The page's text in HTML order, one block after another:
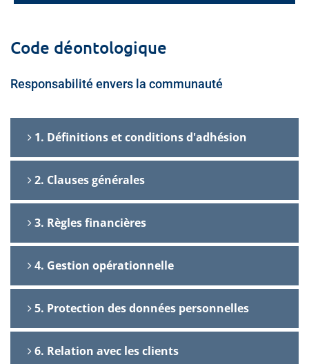
Code déontologique
Responsabilité envers la communauté
1. Définitions et conditions d'adhésion
2. Clauses générales
3. Règles financières
4. Gestion opérationnelle
5. Protection des données personnelles
6. Relation avec les clients